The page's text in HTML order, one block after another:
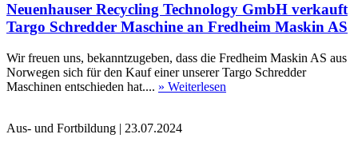
Neuenhauser Recycling Technology GmbH verkauft
Targo Schredder Maschine an Fredheim Maskin AS
Wir freuen uns, bekanntzugeben, dass die Fredheim Maskin AS aus
Norwegen sich für den Kauf einer unserer Targo Schredder
Maschinen entschieden hat.... » Weiterlesen
Aus- und Fortbildung | 23.07.2024